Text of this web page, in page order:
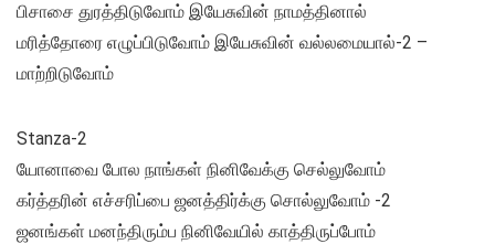
பிசாசை துரத்திடுவோம் இயேசுவின் நாமத்தினால்
மரித்தோரை எழுப்பிடுவோம் இயேசுவின் வல்லமையால்-2 –
மாற்றிடுவோம்
Stanza-2
யோனாவை போல நாங்கள் நினிவேக்கு செல்லுவோம்
கர்த்தரின் எச்சரிப்பை ஜனத்திர்க்கு சொல்லுவோம் -2
ஜனங்கள் மனந்திரும்ப நினிவேயில் காத்திருப்போம்